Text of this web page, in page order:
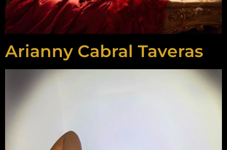
Arianny Cabral Taveras